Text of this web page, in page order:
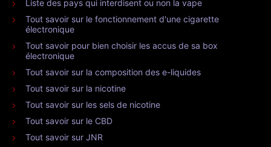
Liste des pays qui interdisent ou non la vape
Tout savoir sur le fonctionnement d'une cigarette
électronique
Tout savoir pour bien choisir les accus de sa box
électronique
Tout savoir sur la composition des e-liquides
Tout savoir sur la nicotine
Tout savoir sur les sels de nicotine
Tout savoir sur le CBD
Tout savoir sur JNR